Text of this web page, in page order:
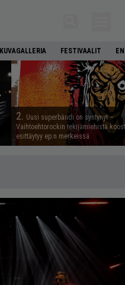
KUVAGALLERIA FESTIVAALIT
2. Uusi superbändi on syntynyt –
Vaihtoehtorockin tekijämiehistä
esittäytyy ep:n merkeissä